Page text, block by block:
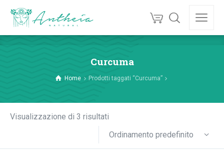
Curcuma
Home Prodotti taggati “Curcuma”
Visualizzazione di 3 risultati
Ordinamento predefinito